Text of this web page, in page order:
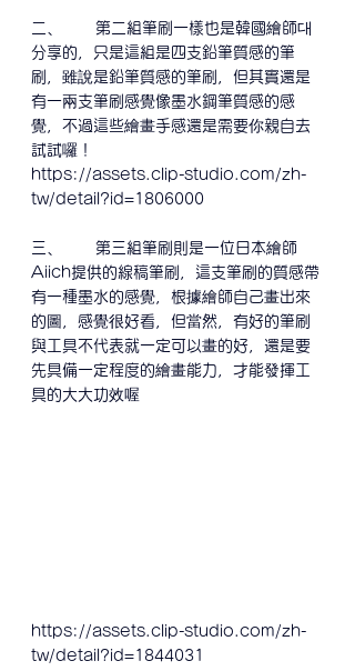
二、      第二組筆刷一樣也是韓國繪師대
分享的，只是這組是四支鉛筆質感的筆
刷，雖說是鉛筆質感的筆刷，但其實還是
有一兩支筆刷感覺像墨水鋼筆質感的感
覺，不過這些繪畫手感還是需要你親自去
試試囉！
https://assets.clip-studio.com/zh-
tw/detail?id=1806000
三、      第三組筆刷則是一位日本繪師
Aiich提供的線稿筆刷，這支筆刷的質感帶
有一種墨水的感覺，根據繪師自己畫出來
的圖，感覺很好看，但當然，有好的筆刷
與工具不代表就一定可以畫的好，還是要
先具備一定程度的繪畫能力，才能發揮工
具的大大功效喔
https://assets.clip-studio.com/zh-
tw/detail?id=1844031